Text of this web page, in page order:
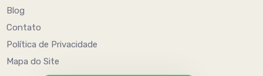
Blog
Contato
Política de Privacidade
Mapa do Site